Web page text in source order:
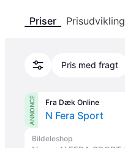
Priser Prisudvikling
Pris med fragt
ANNONCE Fra Dæk Online
N Fera Sport
Bildeleshop